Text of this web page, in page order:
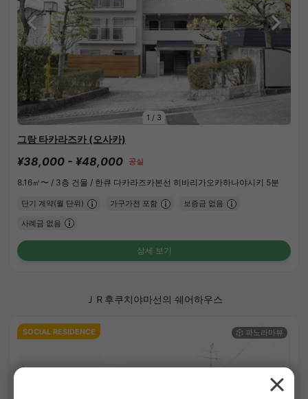
1 / 3
그랑 타카라즈카 (오사카)
¥38,000 - ¥48,000 공실
8.16㎡〜 / 3층 건물 / 한큐 다카라즈카본선 히바리가오카하나야시키 5분
단기 계약(월 단위) 가구가전 포함 보증금 없음
사례금 없음
상세 보기
ＪＲ후쿠치야마선의 쉐어하우스
SOCIAL RESIDENCE